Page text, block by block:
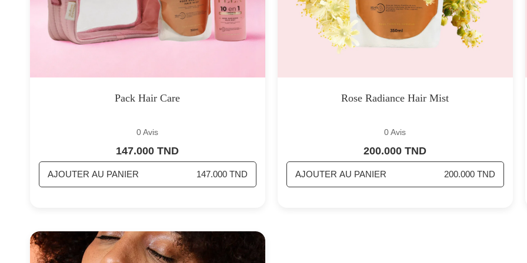
Pack Hair Care
0 Avis
147.000 TND
AJOUTER AU PANIER 147.000 TND
Rose Radiance Hair Mist
0 Avis
200.000 TND
AJOUTER AU PANIER 200.000 TND